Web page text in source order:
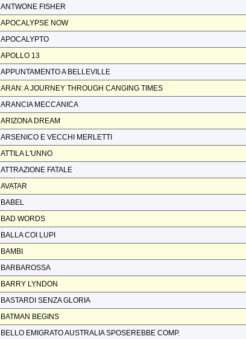
ANTWONE FISHER
APOCALYPSE NOW
APOCALYPTO
APOLLO 13
APPUNTAMENTO A BELLEVILLE
ARAN: A JOURNEY THROUGH CANGING TIMES
ARANCIA MECCANICA
ARIZONA DREAM
ARSENICO E VECCHI MERLETTI
ATTILA L'UNNO
ATTRAZIONE FATALE
AVATAR
BABEL
BAD WORDS
BALLA COI LUPI
BAMBI
BARBAROSSA
BARRY LYNDON
BASTARDI SENZA GLORIA
BATMAN BEGINS
BELLO EMIGRATO AUSTRALIA SPOSEREBBE COMP.